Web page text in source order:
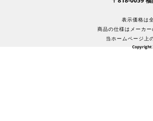
表示価格は
商品の仕様はメーカ
当ホームページ上
Copyright